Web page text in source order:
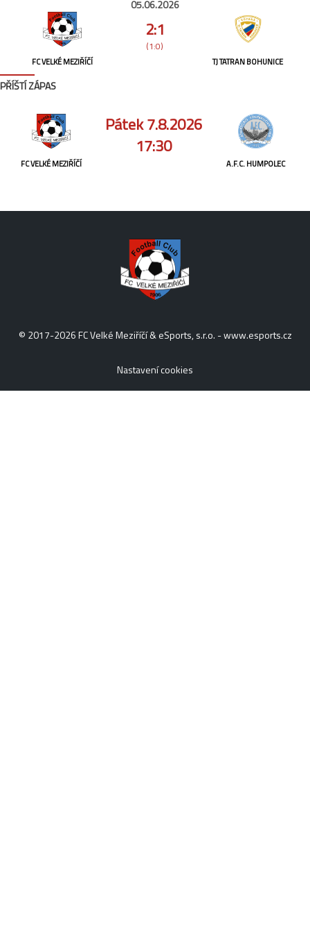
FC VELKÉ MEZIŘÍČÍ
05.06.2026
2:1
(1:0)
TJ TATRAN BOHUNICE
PŘÍŠTÍ ZÁPAS
FC VELKÉ MEZIŘÍČÍ
Pátek 7.8.2026
17:30
A.F.C. HUMPOLEC
© 2017-2026 FC Velké Meziříčí & eSports, s.r.o. -www.esports.cz
Nastavení cookies